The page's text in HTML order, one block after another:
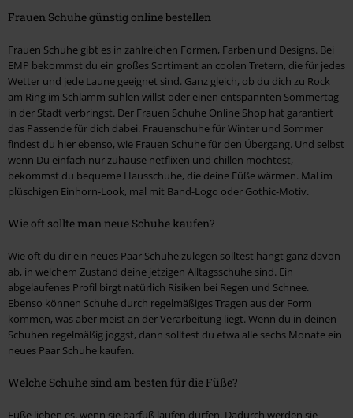
Frauen Schuhe günstig online bestellen
Frauen Schuhe gibt es in zahlreichen Formen, Farben und Designs. Bei
EMP bekommst du ein großes Sortiment an coolen Tretern, die für jedes
Wetter und jede Laune geeignet sind. Ganz gleich, ob du dich zu Rock
am Ring im Schlamm suhlen willst oder einen entspannten Sommertag
in der Stadt verbringst. Der Frauen Schuhe Online Shop hat garantiert
das Passende für dich dabei. Frauenschuhe für Winter und Sommer
findest du hier ebenso, wie Frauen Schuhe für den Übergang. Und selbst
wenn Du einfach nur zuhause netflixen und chillen möchtest,
bekommst du bequeme Hausschuhe, die deine Füße wärmen. Mal im
plüschigen Einhorn-Look, mal mit Band-Logo oder Gothic-Motiv.
Wie oft sollte man neue Schuhe kaufen?
Wie oft du dir ein neues Paar Schuhe zulegen solltest hängt ganz davon
ab, in welchem Zustand deine jetzigen Alltagsschuhe sind. Ein
abgelaufenes Profil birgt natürlich Risiken bei Regen und Schnee.
Ebenso können Schuhe durch regelmäßiges Tragen aus der Form
kommen, was aber meist an der Verarbeitung liegt. Wenn du in deinen
Schuhen regelmäßig joggst, dann solltest du etwa alle sechs Monate ein
neues Paar Schuhe kaufen.
Welche Schuhe sind am besten für die Füße?
Füße lieben es, wenn sie barfuß laufen dürfen. Dadurch werden sie